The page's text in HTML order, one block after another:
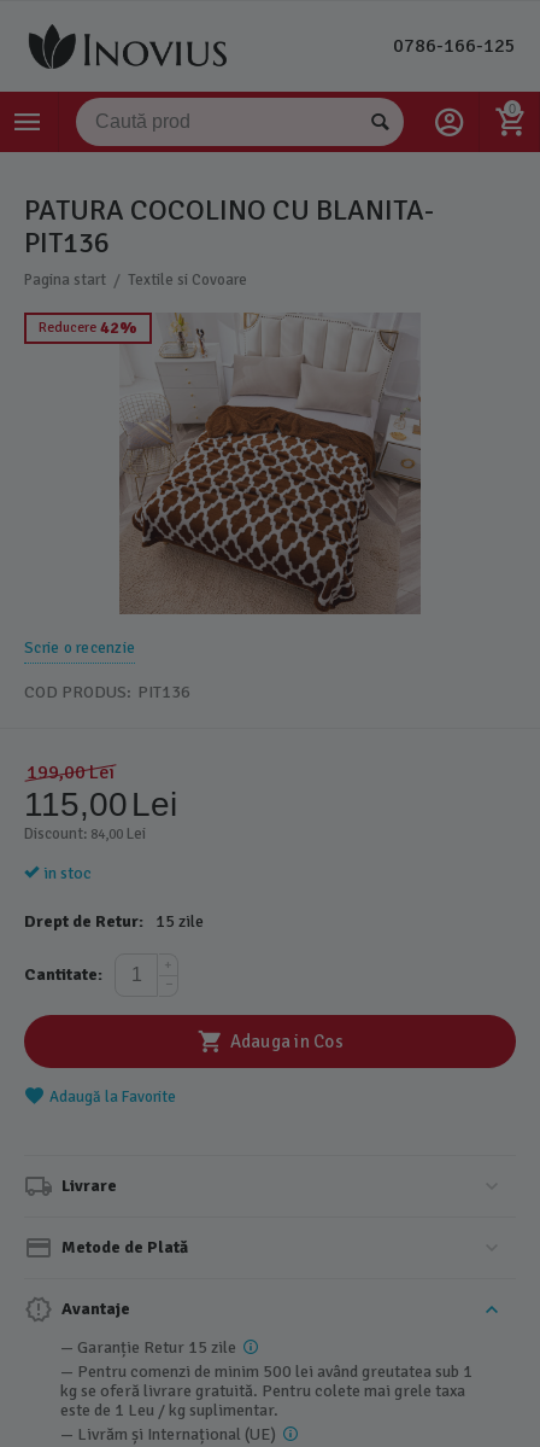
0786-166-125
0
PATURA COCOLINO CU BLANITA-
PIT136
Pagina start / Textile si Covoare
Reducere 42%
Scrie o recenzie
COD PRODUS: PIT136
199,00Lei
115,00Lei
Discount: 84,00 Lei
in stoc
Drept de Retur: 15 zile
Cantitate:
+
−
Adauga in Cos
Adaugă la Favorite
Livrare
Metode de Plată
Avantaje
— Garanție Retur 15 zile
— Pentru comenzi de minim 500 lei având greutatea sub 1
kg se oferă livrare gratuită. Pentru colete mai grele taxa
este de 1 Leu / kg suplimentar.
— Livrăm și Internațional (UE)